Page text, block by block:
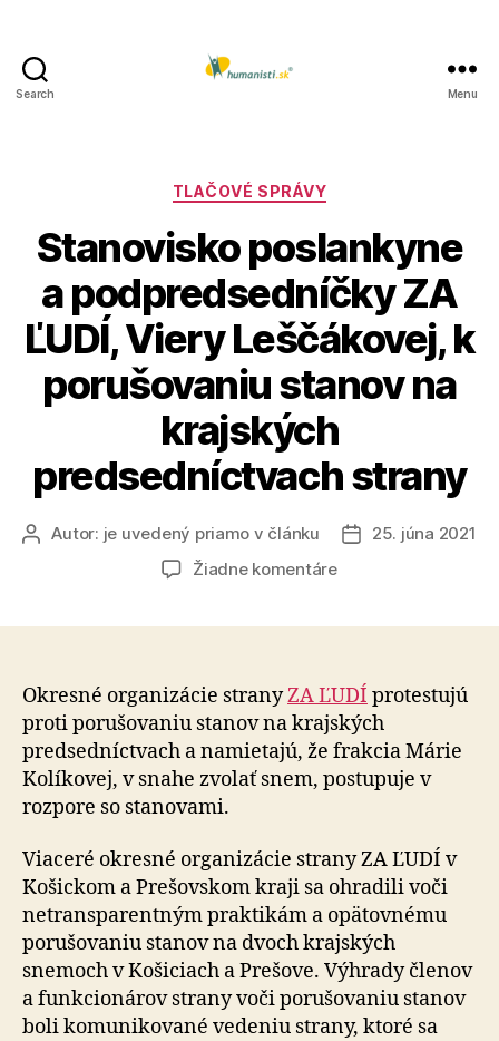
Search Menu
Kategórie
TLAČOVÉ SPRÁVY
Stanovisko poslankyne
a podpredsedníčky ZA
ĽUDÍ, Viery Leščákovej, k
porušovaniu stanov na
krajských
predsedníctvach strany
AutorAutor: je uvedený priamo v článku
Dátum
25. júna 2021
Žiadne komentárena
ZA
ĽUDÍ,
Viery
Leščákovej,
k
na
krajských
predsedníctvach
strany
Okresné organizácie stranyZA ĽUDÍ protestujú
proti porušovaniu stanov na krajských
predsedníctvach a namietajú, že frakcia Márie
Kolíkovej, v snahe zvolať snem, postupuje v
rozpore so stanovami.
Viaceré okresné organizácie strany ZA ĽUDÍ v
Košickom a Prešovskom kraji sa ohradili voči
netransparentným praktikám a opätovnému
porušovaniu stanov na dvoch krajských
snemoch v Košiciach a Prešove. Výhrady členov
a funkcionárov strany voči porušovaniu stanov
boli komunikované vedeniu strany, ktoré sa